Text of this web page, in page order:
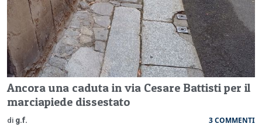
Ancora una caduta in via Cesare Battisti per il
marciapiede dissestato
di g.f. 3 COMMENTI